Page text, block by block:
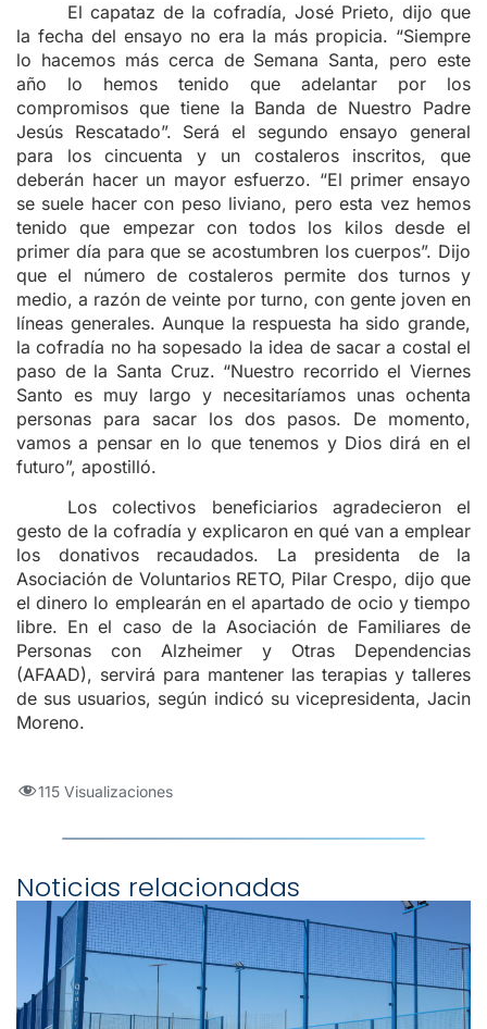
El capataz de la cofradía, José Prieto, dijo que
la fecha del ensayo no era la más propicia. “Siempre
lo hacemos más cerca de Semana Santa, pero este
año lo hemos tenido que adelantar por los
compromisos que tiene la Banda de Nuestro Padre
Jesús Rescatado”. Será el segundo ensayo general
para los cincuenta y un costaleros inscritos, que
deberán hacer un mayor esfuerzo. “El primer ensayo
se suele hacer con peso liviano, pero esta vez hemos
tenido que empezar con todos los kilos desde el
primer día para que se acostumbren los cuerpos”. Dijo
que el número de costaleros permite dos turnos y
medio, a razón de veinte por turno, con gente joven en
líneas generales. Aunque la respuesta ha sido grande,
la cofradía no ha sopesado la idea de sacar a costal el
paso de la Santa Cruz. “Nuestro recorrido el Viernes
Santo es muy largo y necesitaríamos unas ochenta
personas para sacar los dos pasos. De momento,
vamos a pensar en lo que tenemos y Dios dirá en el
futuro”, apostilló.
Los colectivos beneficiarios agradecieron el
gesto de la cofradía y explicaron en qué van a emplear
los donativos recaudados. La presidenta de la
Asociación de Voluntarios RETO, Pilar Crespo, dijo que
el dinero lo emplearán en el apartado de ocio y tiempo
libre. En el caso de la Asociación de Familiares de
Personas con Alzheimer y Otras Dependencias
(AFAAD), servirá para mantener las terapias y talleres
de sus usuarios, según indicó su vicepresidenta, Jacin
Moreno.
115 Visualizaciones
Noticias relacionadas